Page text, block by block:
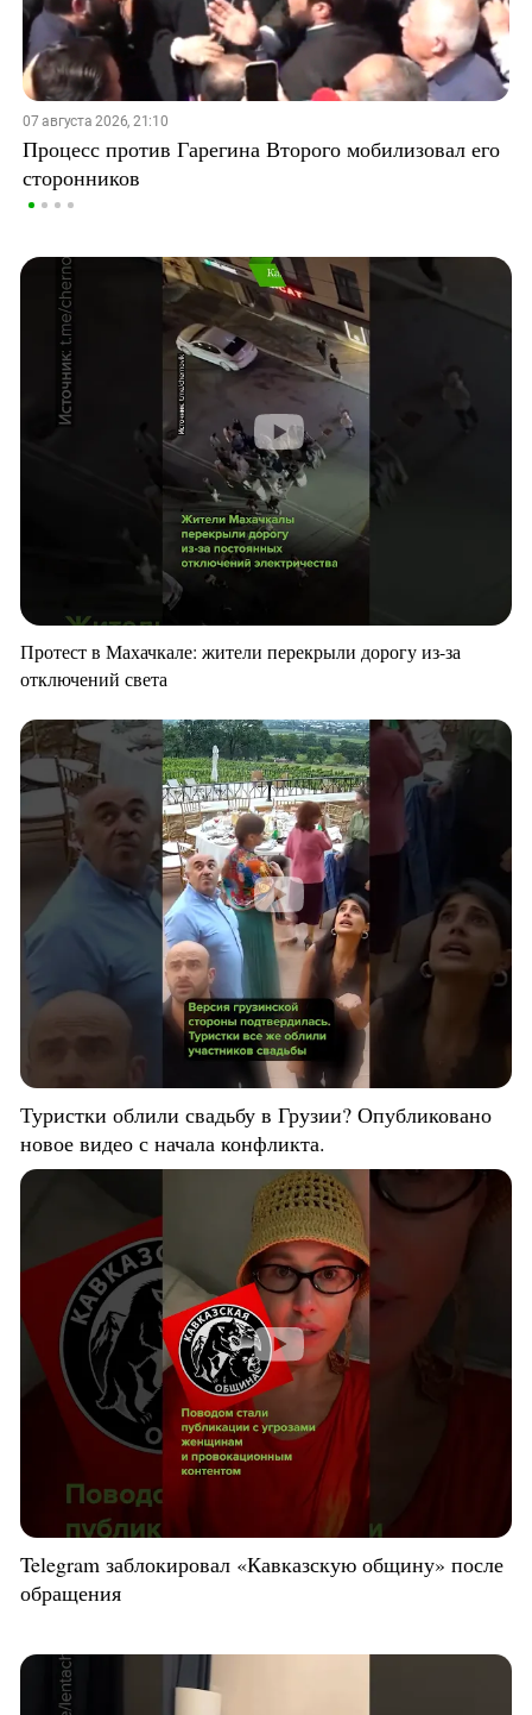
07 августа 2026, 21:10
Процесс против Гарегина Второго мобилизовал его
сторонников
Протест в Махачкале: жители перекрыли дорогу из-за
отключений света
Туристки облили свадьбу в Грузии? Опубликовано
новое видео с начала конфликта.
Telegram заблокировал «Кавказскую общину» после
обращения